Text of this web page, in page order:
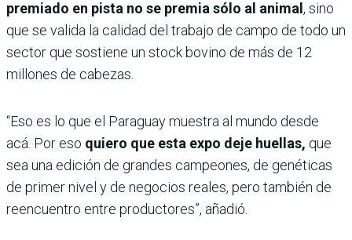
premiado en pista no se premia sólo al animal , sino
que se valida la calidad del trabajo de campo de todo un
sector que sostiene un stock bovino de más de 12
millones de cabezas.
“Eso es lo que el Paraguay muestra al mundo desde
acá. Por eso quiero que esta expo deje huellas, que
sea una edición de grandes campeones, de genéticas
de primer nivel y de negocios reales, pero también de
reencuentro entre productores”, añadió.